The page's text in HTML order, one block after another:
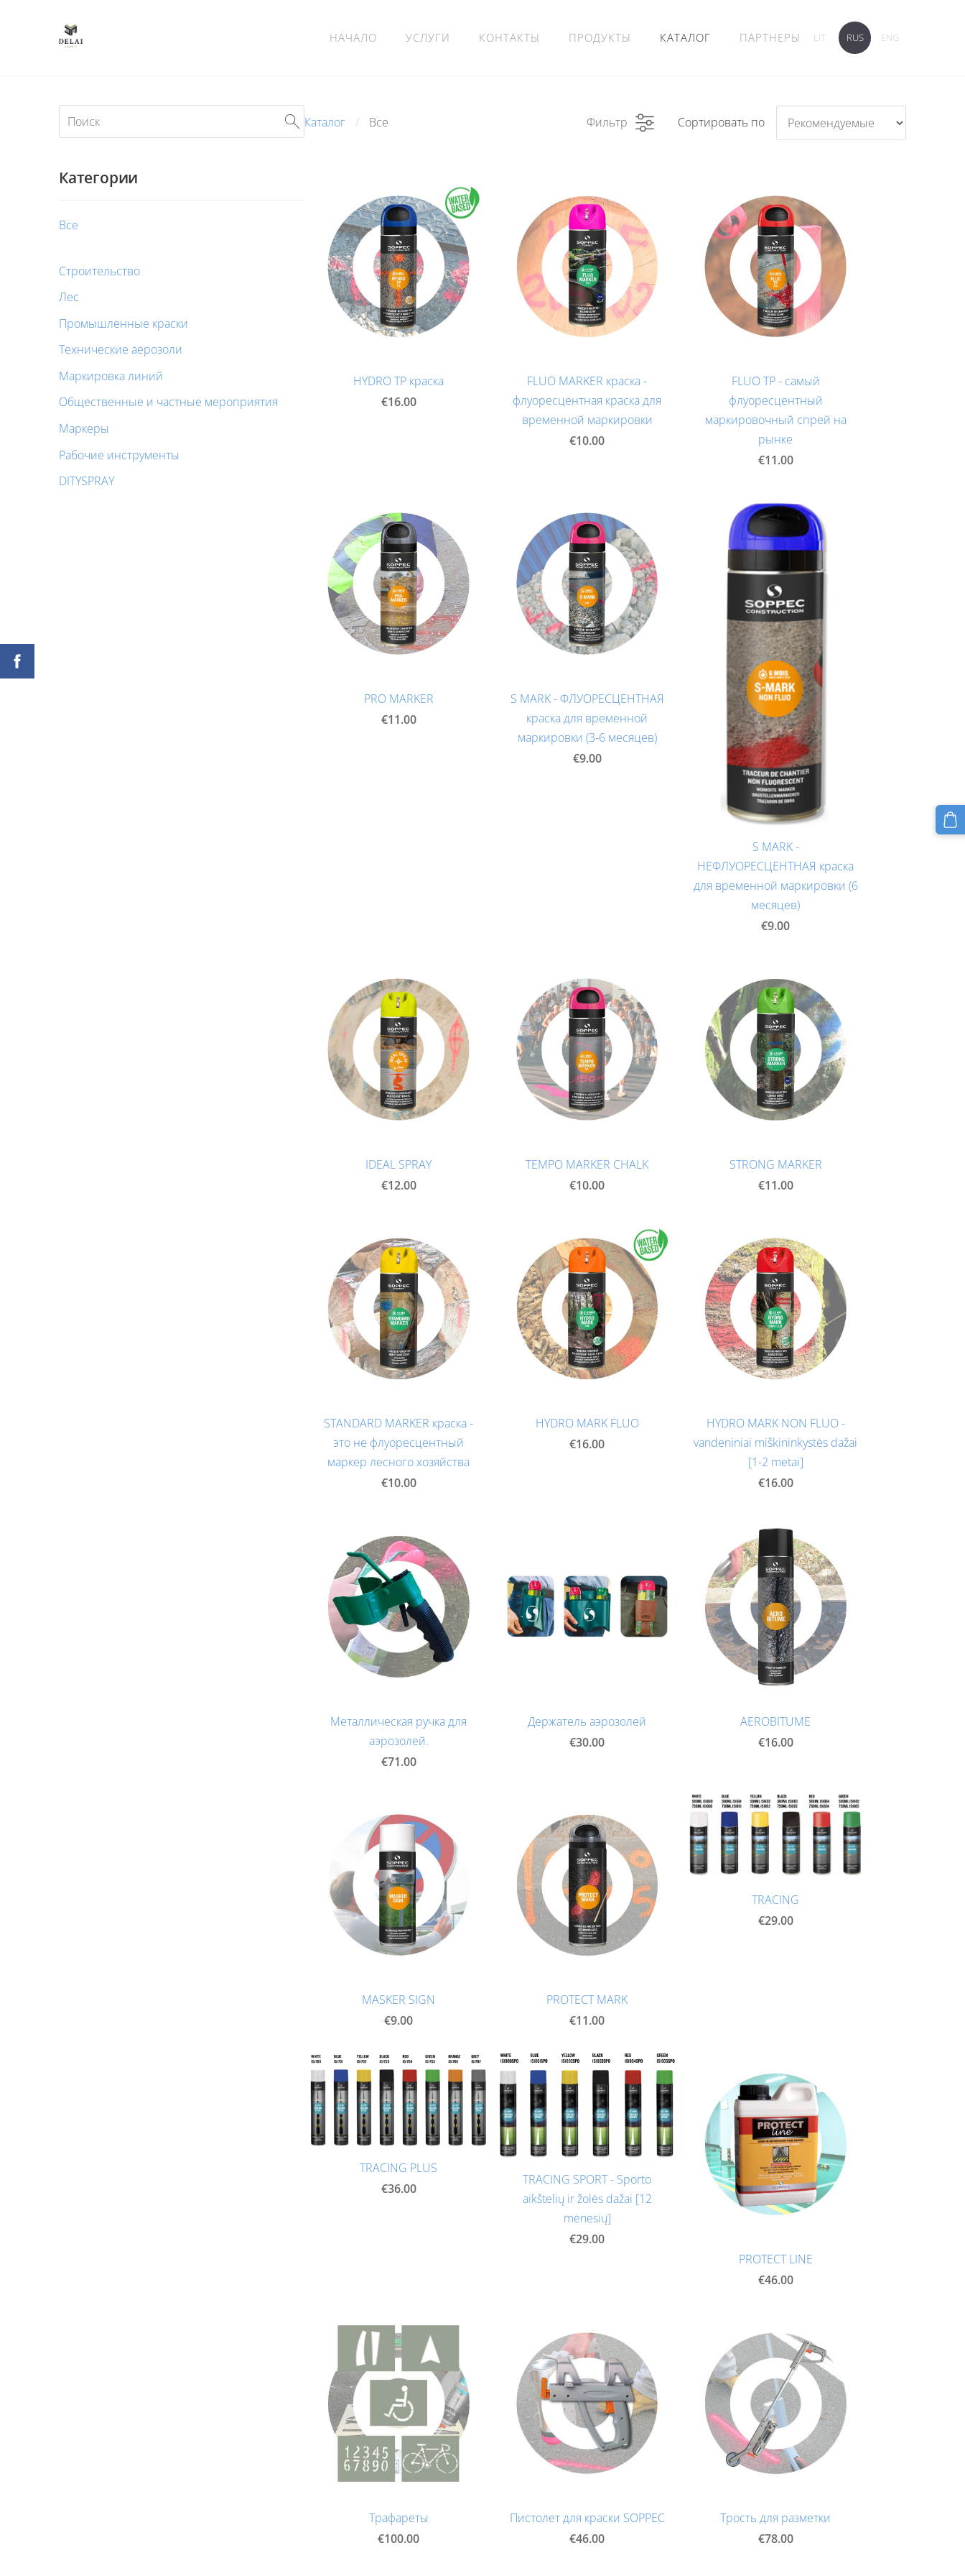
НАЧАЛО УСЛУГИ КОНТАКТЫ ПРОДУКТЫ КАТАЛОГ ПАРТНЕРЫ LIT RUS ENG
Категории
Все
Строительство
Лес
Промышленные краски
Технические аерозоли
Маркировка линий
Общественные и частные мероприятия
Маркеры
Pабочие инструменты
DITYSPRAY
Каталог Все Фильтр Сортировать по
HYDRO TP краска
€16.00
FLUO MARKER краска -
флуоресцентная краска для
временной маркировки
€10.00
FLUO TP - самый
флуоресцентный
маркировочный спрей на
рынке
€11.00
PRO MARKER
€11.00
S MARK - ФЛУОРЕСЦЕНТНАЯ
краска для временной
маркировки (3-6 месяцев)
€9.00
S MARK -
НЕФЛУОРЕСЦЕНТНАЯ краска
для временной маркировки (6
месяцев)
€9.00
IDEAL SPRAY
€12.00
TEMPO MARKER CHALK
€10.00
STRONG MARKER
€11.00
STANDARD MARKER краска -
это не флуоресцентный
маркер лесного хозяйства
€10.00
HYDRO MARK FLUO
€16.00
HYDRO MARK NON FLUO -
vandeniniai miškininkystės dažai
[1-2 metai]
€16.00
Металлическая ручка для
аэрозолей.
€71.00
Держатель аэрозолей
€30.00
AEROBITUME
€16.00
MASKER SIGN
€9.00
PROTECT MARK
€11.00
TRACING
€29.00
TRACING PLUS
€36.00
TRACING SPORT - Sporto
aikštelių ir žolės dažai [12
mėnesių]
€29.00
PROTECT LINE
€46.00
Трафареты
€100.00
Пистолет для краски SOPPEC
€46.00
Трость для разметки
€78.00